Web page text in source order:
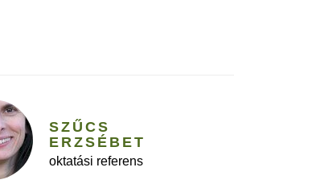
SZŰCS
ERZSÉBET
oktatási referens